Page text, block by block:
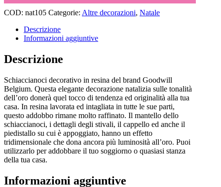
COD: nat105 Categorie: Altre decorazioni, Natale
Descrizione
Informazioni aggiuntive
Descrizione
Schiaccianoci decorativo in resina del brand Goodwill
Belgium. Questa elegante decorazione natalizia sulle tonalità
dell’oro donerà quel tocco di tendenza ed originalità alla tua
casa. In resina lavorata ed intagliata in tutte le sue parti,
questo addobbo rimane molto raffinato. Il mantello dello
schiaccianoci, i dettagli degli stivali, il cappello ed anche il
piedistallo su cui è appoggiato, hanno un effetto
tridimensionale che dona ancora più luminosità all’oro. Puoi
utilizzarlo per addobbare il tuo soggiorno o quasiasi stanza
della tua casa.
Informazioni aggiuntive